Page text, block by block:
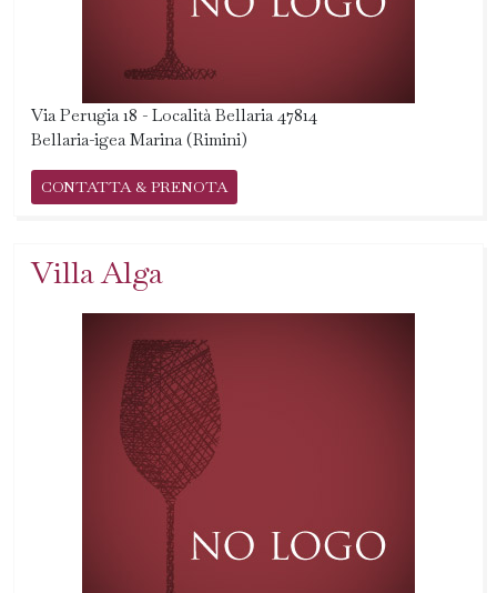
Via Perugia 18 - Località Bellaria 47814
Bellaria-igea Marina (Rimini)
CONTATTA & PRENOTA
Villa Alga